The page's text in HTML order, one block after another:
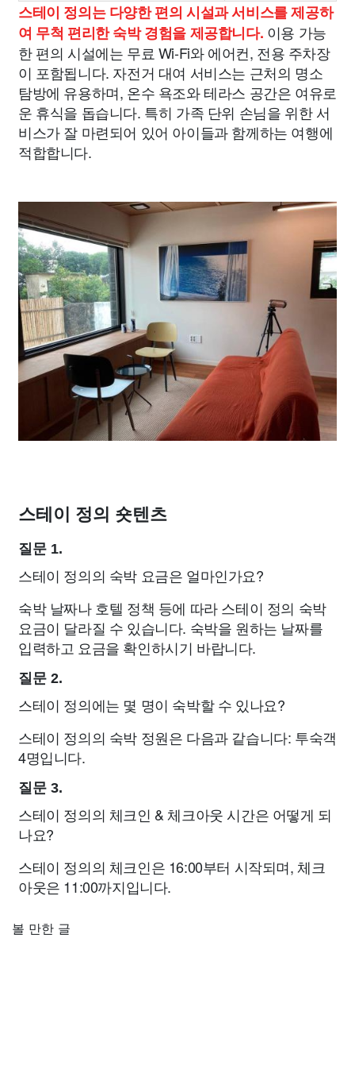
스테이 정의는 다양한 편의 시설과 서비스를 제공하
여 무척 편리한 숙박 경험을 제공합니다. 이용 가능
한 편의 시설에는 무료 Wi-Fi와 에어컨, 전용 주차장
이 포함됩니다. 자전거 대여 서비스는 근처의 명소
탐방에 유용하며, 온수 욕조와 테라스 공간은 여유로
운 휴식을 돕습니다. 특히 가족 단위 손님을 위한 서
비스가 잘 마련되어 있어 아이들과 함께하는 여행에
적합합니다.
스테이 정의 숏텐츠
질문 1.
스테이 정의의 숙박 요금은 얼마인가요?
숙박 날짜나 호텔 정책 등에 따라 스테이 정의 숙박
요금이 달라질 수 있습니다. 숙박을 원하는 날짜를
입력하고 요금을 확인하시기 바랍니다.
질문 2.
스테이 정의에는 몇 명이 숙박할 수 있나요?
스테이 정의의 숙박 정원은 다음과 같습니다: 투숙객
4명입니다.
질문 3.
스테이 정의의 체크인 & 체크아웃 시간은 어떻게 되
나요?
스테이 정의의 체크인은 16:00부터 시작되며, 체크
아웃은 11:00까지입니다.
볼 만한 글